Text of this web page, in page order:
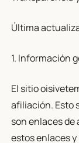
Última
1. Información
El sitio
afiliación. Esto
son enlaces
estos enlaces